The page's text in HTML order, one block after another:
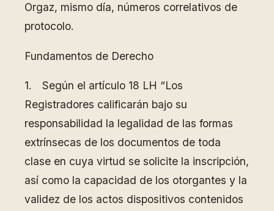
Orgaz, mismo día, números correlativos de
protocolo.
Fundamentos de Derecho
1. Según el artículo 18 LH “Los
Registradores calificarán bajo su
responsabilidad la legalidad de las formas
extrínsecas de los documentos de toda
clase en cuya virtud se solicite la inscripción,
así como la capacidad de los otorgantes y la
validez de los actos dispositivos contenidos